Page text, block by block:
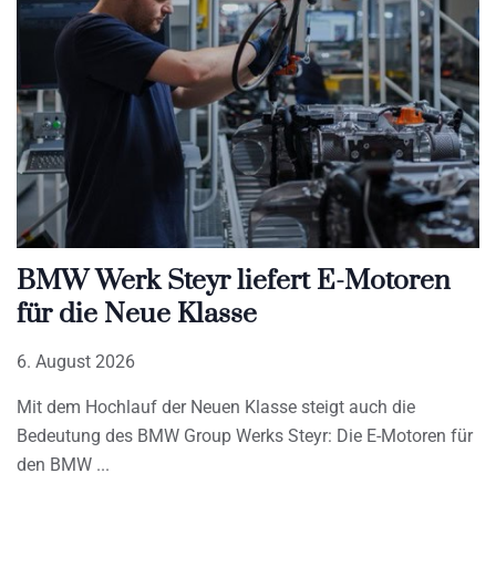
BMW Werk Steyr liefert E-Motoren
für die Neue Klasse
6. August 2026
Mit dem Hochlauf der Neuen Klasse steigt auch die
Bedeutung des BMW Group Werks Steyr: Die E-Motoren für
den BMW